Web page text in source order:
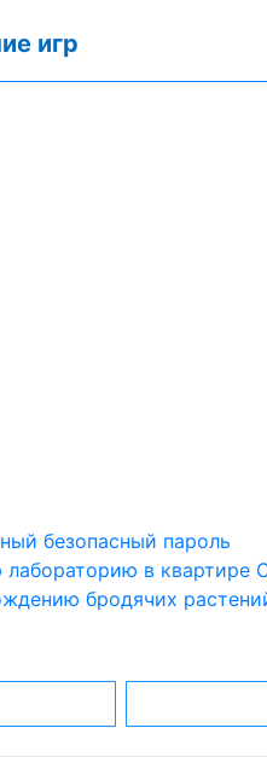
игр
безопасный пароль
лабораторию в квартире
бродячих